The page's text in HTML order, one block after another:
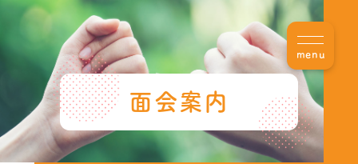
面会案内
menu